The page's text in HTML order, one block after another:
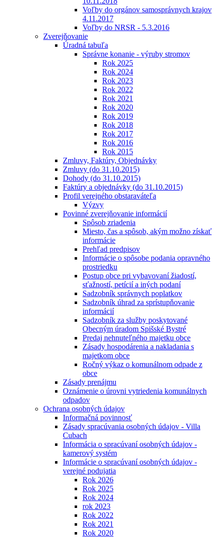
Voľby do orgánov samosprávnych krajov
4.11.2017
Voľby do NRSR - 5.3.2016
Zverejňovanie
Úradná tabuľa
Správne konanie - výruby stromov
Rok 2025
Rok 2024
Rok 2023
Rok 2022
Rok 2021
Rok 2020
Rok 2019
Rok 2018
Rok 2017
Rok 2016
Rok 2015
Zmluvy, Faktúry, Objednávky
Zmluvy (do 31.10.2015)
Dohody (do 31.10.2015)
Faktúry a objednávky (do 31.10.2015)
Profil verejného obstaraváteľa
Výzvy
Povinné zverejňovanie informácií
Spôsob zriadenia
Miesto, čas a spôsob, akým možno získať
informácie
Prehľad predpisov
Informácie o spôsobe podania opravného
prostriedku
Postup obce pri vybavovaní žiadostí,
sťažností, petícií a iných podaní
Sadzobník správnych poplatkov
Sadzobník úhrad za sprístupňovanie
informácií
Sadzobník za služby poskytované
Obecným úradom Spišské Bystré
Predaj nehnuteľného majetku obce
Zásady hospodárenia a nakladania s
majetkom obce
Ročný výkaz o komunálnom odpade z
obce
Zásady prenájmu
Oznámenie o úrovni vytriedenia komunálnych
odpadov
Ochrana osobných údajov
Informačná povinnosť
Zásady spracúvania osobných údajov - Villa
Cubach
Informácia o spracúvaní osobných údajov -
kamerový systém
Informácie o spracúvaní osobných údajov -
verejné podujatia
Rok 2026
Rok 2025
Rok 2024
rok 2023
Rok 2022
Rok 2021
Rok 2020